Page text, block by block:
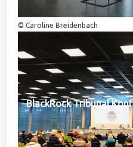
© Caroline Breidenbach
BlackRock Tribunal